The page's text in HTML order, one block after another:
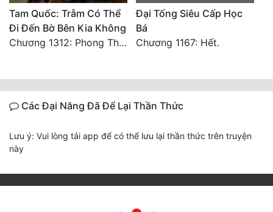
Tam Quốc: Trẫm Có Thể
Đi Đến Bờ Bên Kia Không
Chương 1312: Phong Thiện Thái Sơn (Đại Kết Cục)
Đại Tống Siêu Cấp Học
Bá
Chương 1167: Hết.
Các Đại Năng Đã Để Lại Thần Thức
Lưu ý: Vui lòng tải app để có thể lưu lại thần thức trên truyện
này